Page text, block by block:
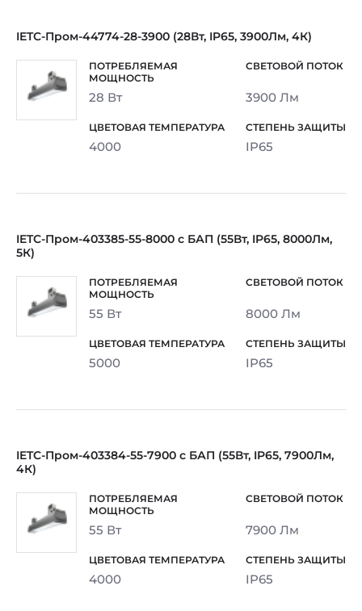
IETC-Пром-44774-28-3900 (28Вт, IP65, 3900Лм, 4К)
28 Вт 3900 Лм
4000 IP65
IETC-Пром-403385-55-8000 с БАП (55Вт, IP65, 8000Лм,
5К)
55 Вт 8000 Лм
5000 IP65
IETC-Пром-403384-55-7900 с БАП (55Вт, IP65, 7900Лм,
4К)
55 Вт 7900 Лм
4000 IP65